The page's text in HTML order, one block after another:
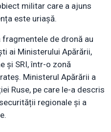
militar care a ajuns
este uriașă.
de dronă au
ai Ministerului Apărării,
și SRI, într-o zonă
Ministerul Apărării a
Ruse, pe care le-a descris
regionale și a